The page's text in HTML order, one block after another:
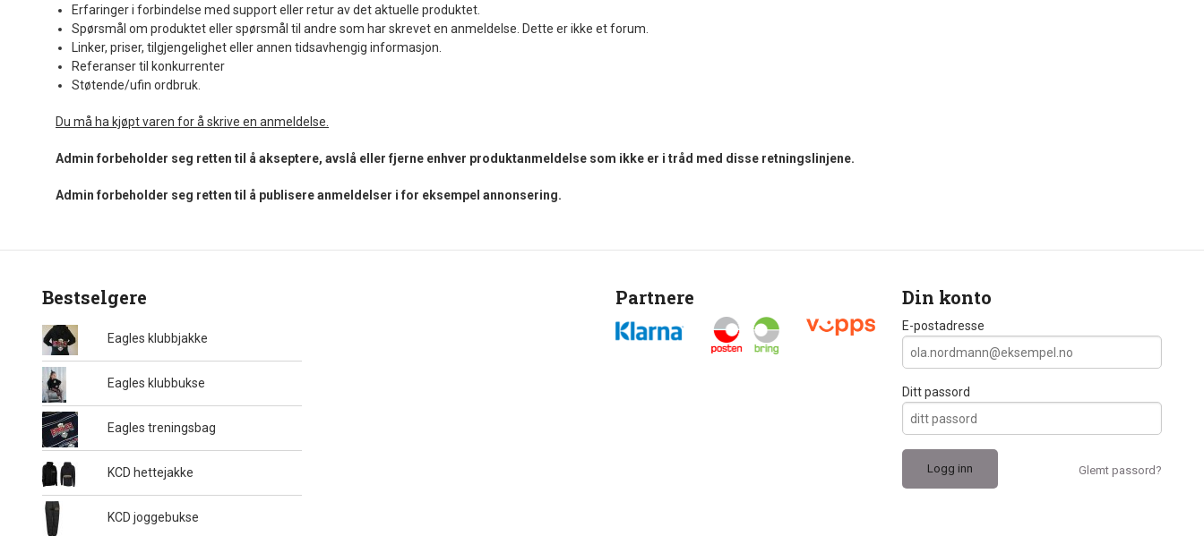
Erfaringer i forbindelse med support eller retur av det aktuelle produktet.
Spørsmål om produktet eller spørsmål til andre som har skrevet en anmeldelse. Dette er ikke et forum.
Linker, priser, tilgjengelighet eller annen tidsavhengig informasjon.
Referanser til konkurrenter
Støtende/ufin ordbruk.
Du må ha kjøpt varen for å skrive en anmeldelse.
Admin forbeholder seg retten til å akseptere, avslå eller fjerne enhver produktanmeldelse som ikke er i tråd med disse retningslinjene.
Admin forbeholder seg retten til å publisere anmeldelser i for eksempel annonsering.
Bestselgere
Eagles klubbjakke
Eagles klubbukse
Eagles treningsbag
KCD hettejakke
KCD joggebukse
Partnere Din konto
E-postadresse
Ditt passord
Glemt passord?